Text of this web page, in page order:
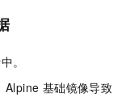
。
Alpine 基础镜像导致